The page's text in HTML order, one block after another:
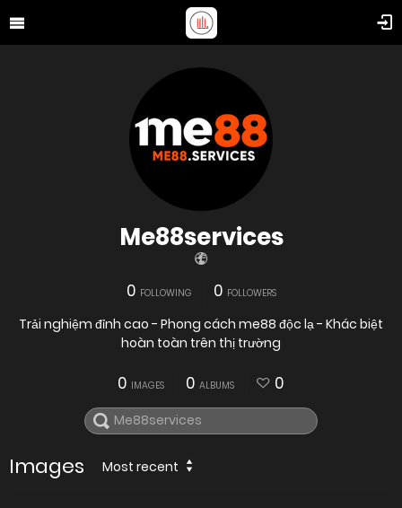
Me88services
0 FOLLOWING 0 FOLLOWERS
Trải nghiệm đỉnh cao - Phong cách me88 độc lạ - Khác biệt
hoàn toàn trên thị trường
0 IMAGES 0 ALBUMS 0
Images Most recent